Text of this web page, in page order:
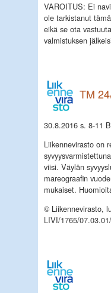
VAROITUS: Ei
ole tarkistanut
eikä se ota
valmistuksen
TM
30.8.2016 s. 8-11
Liikennevirasto on
viisi. Väylän
mareograafin
mukaiset.
© Liikennevirasto,
LIVI/1765/